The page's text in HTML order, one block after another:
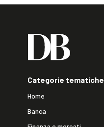
Categorie tematiche
Home
Banca